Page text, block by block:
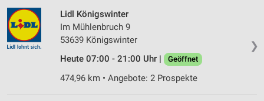
❯
Lidl Königswinter
Im Mühlenbruch 9
53639 Königswinter
Heute 07:00 - 21:00 Uhr |
Geöffnet
474,96 km • Angebote: 2 Prospekte